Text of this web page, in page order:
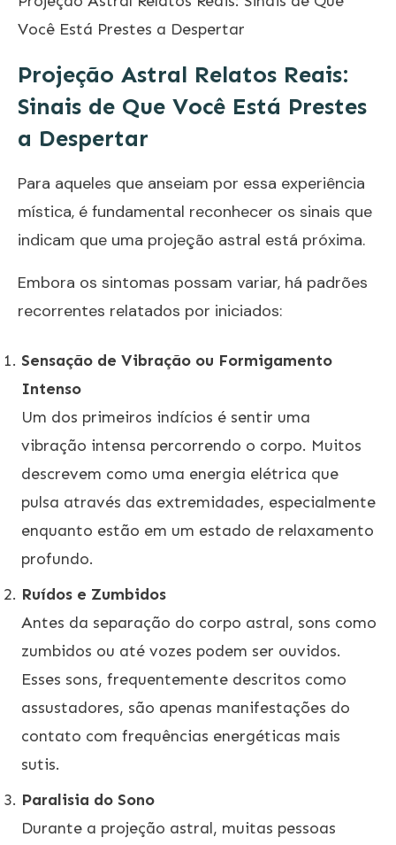
Você Está Prestes a Despertar
Projeção Astral Relatos Reais:
Sinais de Que Você Está Prestes
a Despertar
Para aqueles que anseiam por essa experiência
mística, é fundamental reconhecer os sinais que
indicam que uma projeção astral está próxima.
Embora os sintomas possam variar, há padrões
recorrentes relatados por iniciados:
Sensação de Vibração ou Formigamento
Intenso
Um dos primeiros indícios é sentir uma
vibração intensa percorrendo o corpo. Muitos
descrevem como uma energia elétrica que
pulsa através das extremidades, especialmente
enquanto estão em um estado de relaxamento
profundo.
Ruídos e Zumbidos
Antes da separação do corpo astral, sons como
zumbidos ou até vozes podem ser ouvidos.
Esses sons, frequentemente descritos como
assustadores, são apenas manifestações do
contato com frequências energéticas mais
sutis.
Paralisia do Sono
Durante a projeção astral, muitas pessoas